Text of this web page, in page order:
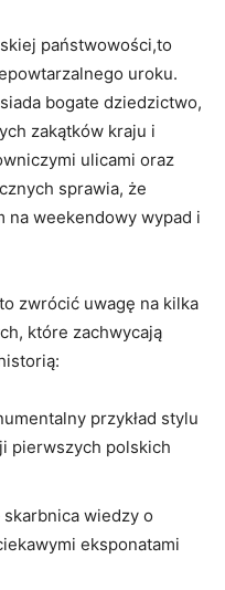
państwowości,to
uroku.
bogate​ dziedzictwo,
zakątków kraju⁣ i
ulicami ⁣oraz
sprawia, że
na weekendowy wypad i⁤
zwrócić uwagę ⁢na kilka
które zachwycają
przykład stylu‍
pierwszych polskich
skarbnica wiedzy o⁤
eksponatami